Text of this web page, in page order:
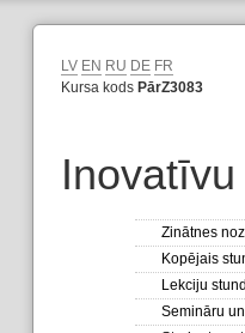
LV EN RU DE FR
Kursa kods PārZ3083
Zinātnes
Kopējais
Lekciju
Semināru